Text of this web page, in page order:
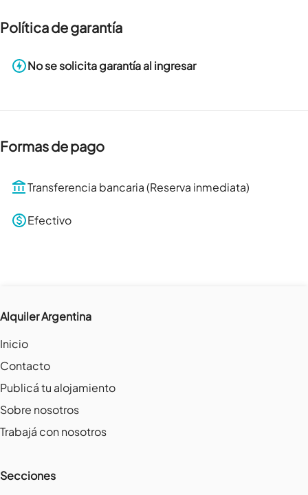
Política de garantía
No se solicita garantía al ingresar
Formas de pago
Transferencia bancaria (Reserva inmediata)
Efectivo
Alquiler Argentina
Inicio
Contacto
Publicá tu alojamiento
Sobre nosotros
Trabajá con nosotros
Secciones